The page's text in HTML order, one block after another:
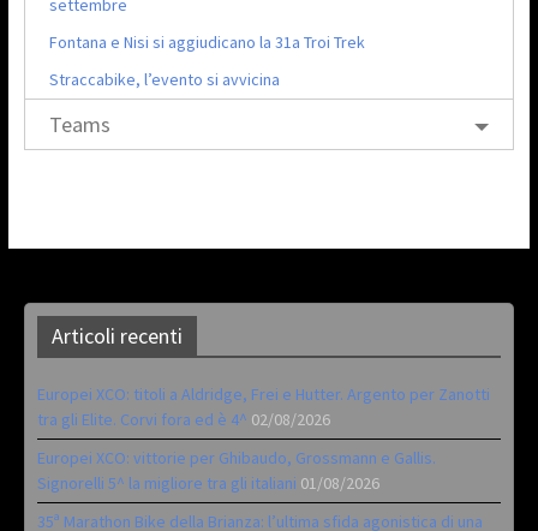
settembre
Fontana e Nisi si aggiudicano la 31a Troi Trek
Straccabike, l’evento si avvicina
Teams
Articoli recenti
Europei XCO: titoli a Aldridge, Frei e Hutter. Argento per Zanotti
tra gli Elite. Corvi fora ed è 4^ 02/08/2026
Europei XCO: vittorie per Ghibaudo, Grossmann e Gallis.
Signorelli 5^ la migliore tra gli italiani 01/08/2026
35ª Marathon Bike della Brianza: l’ultima sfida agonistica di una